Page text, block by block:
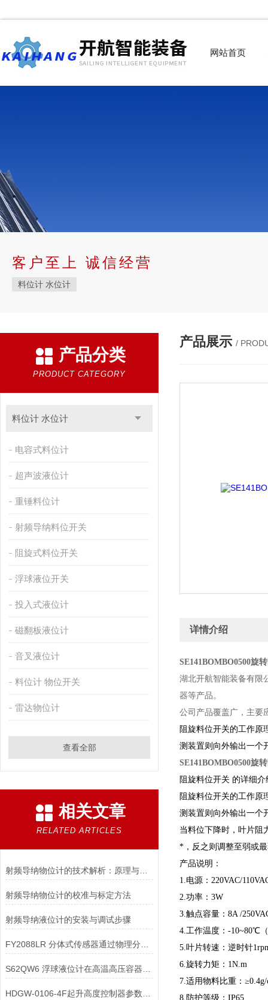
网站首页
客户至上 诚信经营
料位计 水位计
产品分类
PRODUCT CATEGORY
料位计 水位计
电容式料位计
超声波液位计
重锤料位计
射频导纳料位开关
阻旋式料位开关
浮球液位开关
投入式液位计
磁翻板液位计
音叉液位计
料位计 物位开关
雷达物位计
查看全部
相关文章
RELATED ARTICLES
射频导纳物位计的技术解析：原理与应用
射频导纳物位计的校准与标定方法
射频导纳液位计的安装与调试步骤
产品展示 /
详情介绍
SE141BOMBO0500旋
湖北开航智能装备有限
器等产品。
公司产品覆盖广，主要
阻旋料位开关的工作原
测装置则向外输出一个
SE141BOMBO0500旋
阻旋料位开关 的详细介
阻旋料位开关的工作原
测装置则向外输出一个
当料位下降时，叶片阻
*，反之则调整至弱或
产品说明：
1.电源：220VAC/
2.功率：3W
3.触点容量：8A /
4.工作温度：-10~80℃
5.叶片转速：逆时针
6.旋转力矩：1N.m
7.适用物料比重：≥0.4g/
8.防护等级：IP65